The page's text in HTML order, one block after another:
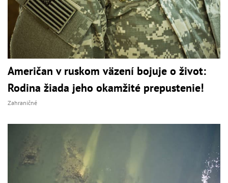
Američan v ruskom väzení bojuje o život:
Rodina žiada jeho okamžité prepustenie!
Zahraničné